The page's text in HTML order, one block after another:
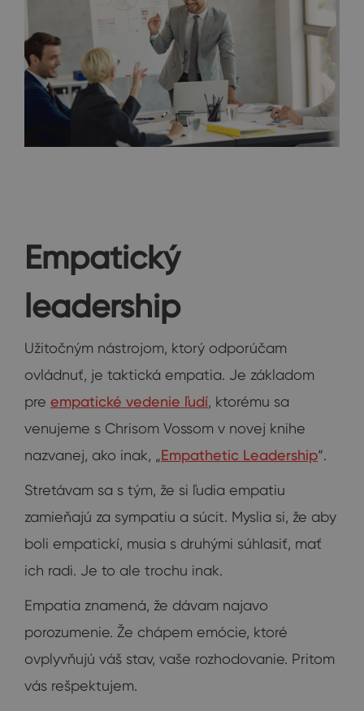
Empatický
leadership
Užitočným nástrojom, ktorý odporúčam
ovládnuť, je taktická empatia. Je základom
pre empatické vedenie ľudí, ktorému sa
venujeme s Chrisom Vossom v novej knihe
nazvanej, ako inak, „Empathetic Leadership“.
Stretávam sa s tým, že si ľudia empatiu
zamieňajú za sympatiu a súcit. Myslia si, že aby
boli empatickí, musia s druhými súhlasiť, mať
ich radi. Je to ale trochu inak.
Empatia znamená, že dávam najavo
porozumenie. Že chápem emócie, ktoré
ovplyvňujú váš stav, vaše rozhodovanie. Pritom
vás rešpektujem.